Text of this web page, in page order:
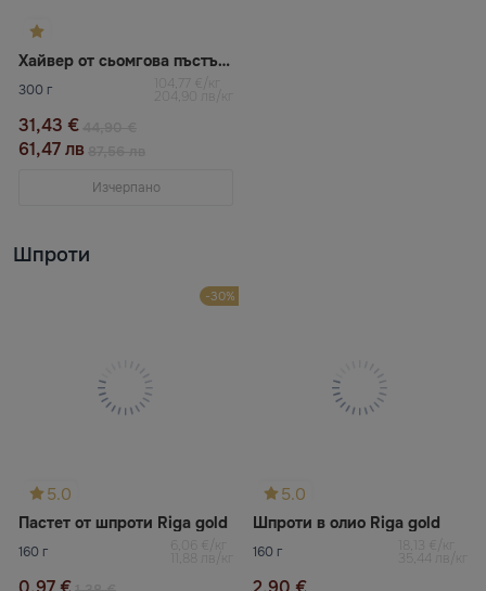
Хайвер от сьомгова пъстърва
300 г 104,77 €/кг
204,90 лв/кг
31,43 €
61,47 лв
Изчерпано
Шпроти
5.0
-30%
Пастет от шпроти Riga gold
160 г 6,06 €/кг
11,88 лв/кг
5.0
Шпроти в олио Riga gold
160 г 18,13 €/кг
35,44 лв/кг